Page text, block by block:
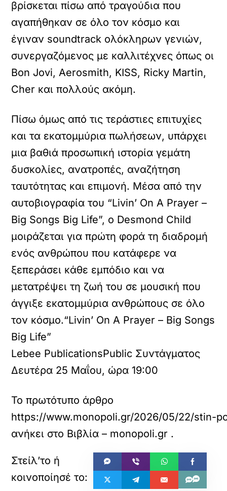
βρίσκεται πίσω από τραγούδια που
αγαπήθηκαν σε όλο τον κόσμο και
έγιναν soundtrack ολόκληρων γενιών,
συνεργαζόμενος με καλλιτέχνες όπως οι
Bon Jovi, Aerosmith, KISS, Ricky Martin,
Cher και πολλούς ακόμη.
Πίσω όμως από τις τεράστιες επιτυχίες
και τα εκατομμύρια πωλήσεων, υπάρχει
μια βαθιά προσωπική ιστορία γεμάτη
δυσκολίες, ανατροπές, αναζήτηση
ταυτότητας και επιμονή. Μέσα από την
αυτοβιογραφία του “Livin’ On A Prayer –
Big Songs Big Life”, ο Desmond Child
μοιράζεται για πρώτη φορά τη διαδρομή
ενός ανθρώπου που κατάφερε να
ξεπεράσει κάθε εμπόδιο και να
μετατρέψει τη ζωή του σε μουσική που
άγγιξε εκατομμύρια ανθρώπους σε όλο
τον κόσμο.“Livin’ On A Prayer – Big Songs
Big Life”
Lebee PublicationsPublic Συντάγματος
Δευτέρα 25 Μαΐου, ώρα 19:00
Το πρωτότυπο άρθρο
https://www.monopoli.gr/2026/05/22/stin-
ανήκει στο Βιβλία – monopoli.gr .